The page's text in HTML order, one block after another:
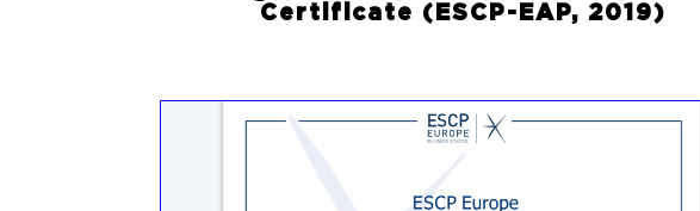
Certificate (ESCP-EAP, 2019)